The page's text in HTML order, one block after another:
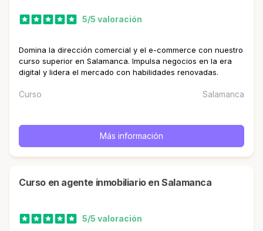
5/5 valoración
Domina la dirección comercial y el e-commerce con nuestro
curso superior en Salamanca. Impulsa negocios en la era
digital y lidera el mercado con habilidades renovadas.
Curso Salamanca
Más información
curso en agente inmobiliario en Salamanca
5/5 valoración